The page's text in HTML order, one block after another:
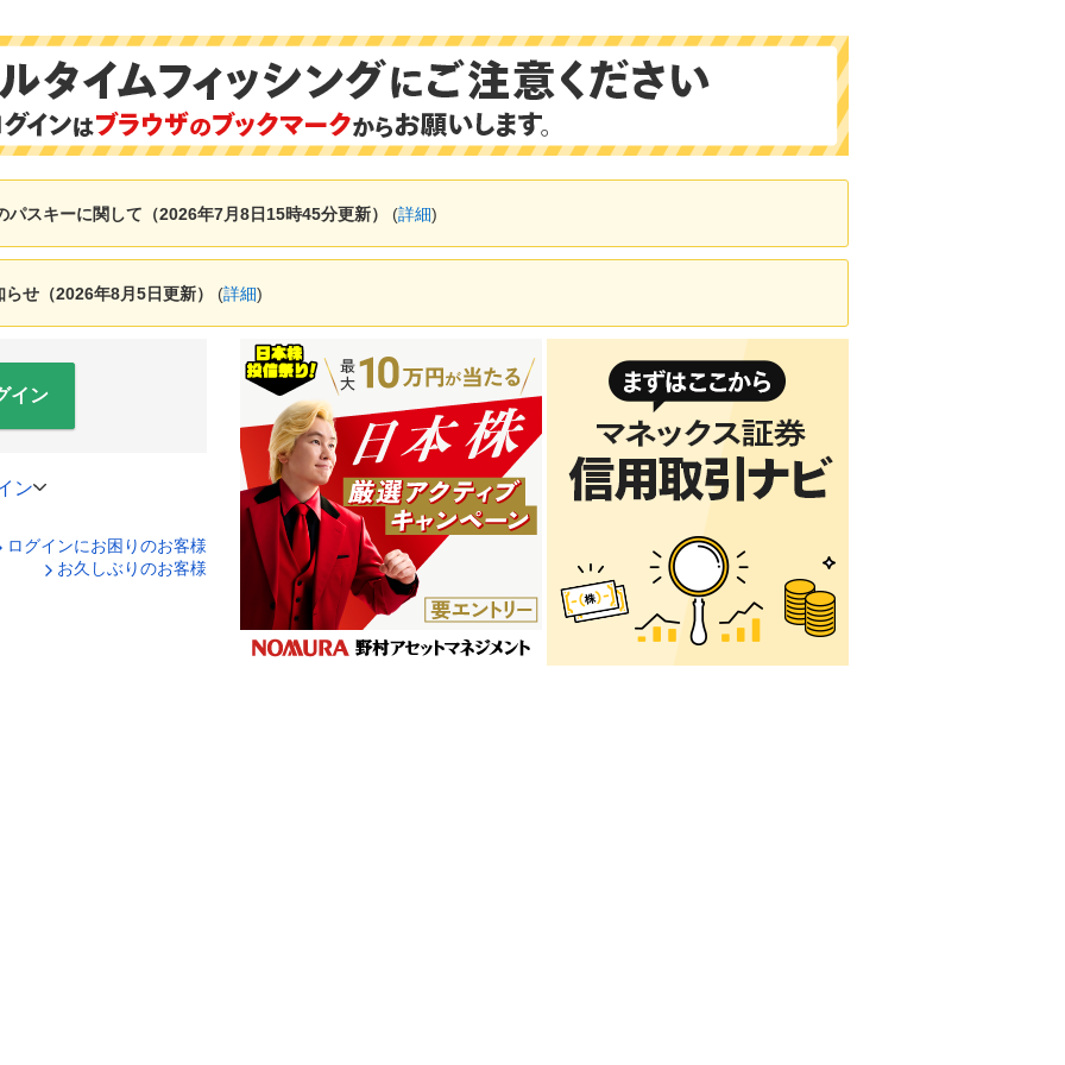
スキーに関して（2026年7月8日15時45分更新） (詳細)
せ（2026年8月5日更新） (詳細)
イン
ン
口座番号でログイン
ログインにお困りのお客様
お久しぶりのお客様